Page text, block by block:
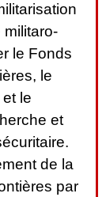
le Fonds
le
le
et
de la
par